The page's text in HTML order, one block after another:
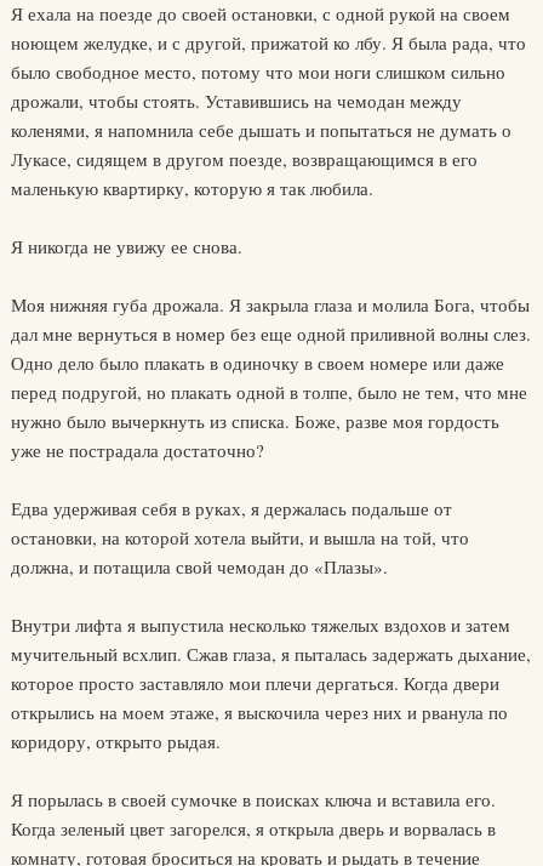
Я ехала на поезде до своей остановки, с одной рукой на своем
ноющем желудке, и с другой, прижатой ко лбу. Я была рада, что
было свободное место, потому что мои ноги слишком сильно
дрожали, чтобы стоять. Уставившись на чемодан между
коленями, я напомнила себе дышать и попытаться не думать о
Лукасе, сидящем в другом поезде, возвращающимся в его
маленькую квартирку, которую я так любила.
Я никогда не увижу ее снова.
Моя нижняя губа дрожала. Я закрыла глаза и молила Бога, чтобы
дал мне вернуться в номер без еще одной приливной волны слез.
Одно дело было плакать в одиночку в своем номере или даже
перед подругой, но плакать одной в толпе, было не тем, что мне
нужно было вычеркнуть из списка. Боже, разве моя гордость
уже не пострадала достаточно?
Едва удерживая себя в руках, я держалась подальше от
остановки, на которой хотела выйти, и вышла на той, что
должна, и потащила свой чемодан до «Плазы».
Внутри лифта я выпустила несколько тяжелых вздохов и затем
мучительный всхлип. Сжав глаза, я пыталась задержать дыхание,
которое просто заставляло мои плечи дергаться. Когда двери
открылись на моем этаже, я выскочила через них и рванула по
коридору, открыто рыдая.
Я порылась в своей сумочке в поисках ключа и вставила его.
Когда зеленый цвет загорелся, я открыла дверь и ворвалась в
комнату, готовая броситься на кровать и рыдать в течение